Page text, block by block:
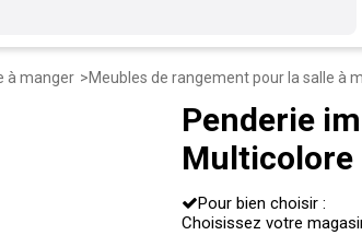
à manger Meubles de rangement pour la salle à
Penderie
Multicolore
Pour bien choisir :
Choisissez votre